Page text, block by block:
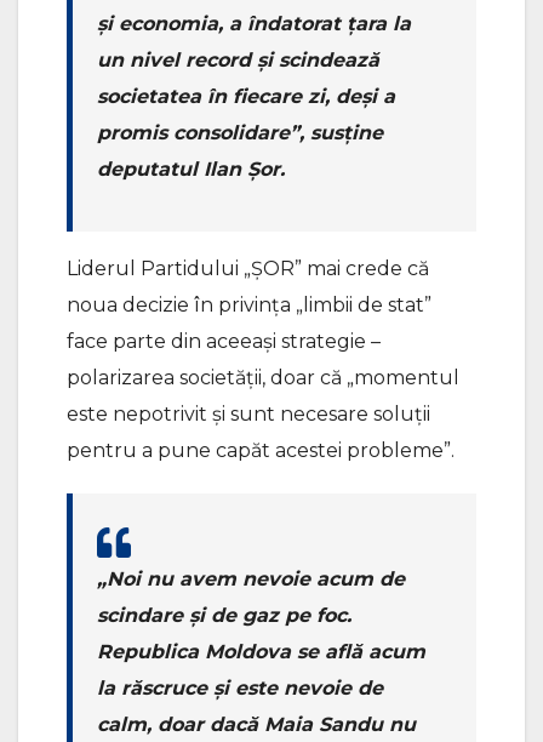
și economia, a îndatorat țara la
un nivel record și scindează
societatea în fiecare zi, deși a
promis consolidare”, susține
deputatul Ilan Șor.
Liderul Partidului „ȘOR” mai crede că
noua decizie în privința „limbii de stat”
face parte din aceeași strategie –
polarizarea societății, doar că „momentul
este nepotrivit și sunt necesare soluții
pentru a pune capăt acestei probleme”.
„Noi nu avem nevoie acum de
scindare și de gaz pe foc.
Republica Moldova se află acum
la răscruce și este nevoie de
calm, doar dacă Maia Sandu nu